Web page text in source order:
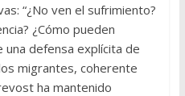
“¿No ven el sufrimiento?
¿Cómo pueden
una defensa explícita de
migrantes, coherente
ha mantenido